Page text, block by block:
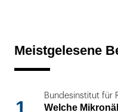
Meistgelesene
1
Bundesinstitut für
Welche